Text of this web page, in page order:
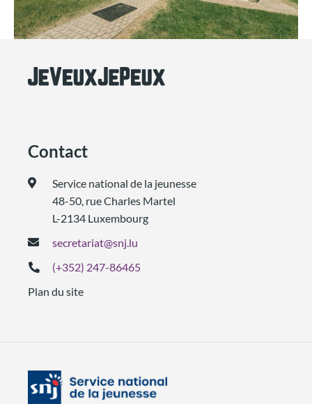
Contact
Service national de la jeunesse
48-50, rue Charles Martel
L-2134 Luxembourg
secretariat@snj.lu
(+352) 247-86465
Plan du site